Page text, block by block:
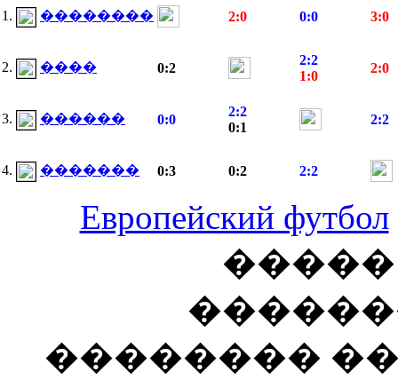
1. �������� 2:0 0:0 3:0
2. ���� 0:2
2:2
1:0
2:0
3. ������ 0:0
2:2
0:1
2:2
4. ������� 0:3 0:2 2:2
Европейский футбол
�����
��������